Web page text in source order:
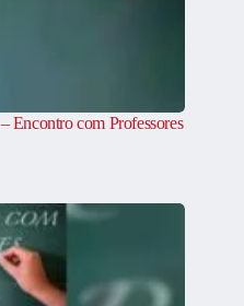
Encontro com Professores